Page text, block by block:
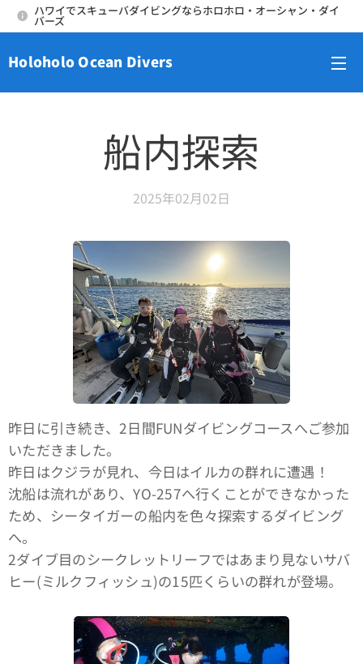
ハワイでスキューバダイビングならホロホロ・オーシャン・ダイ
バーズ
Holoholo Ocean Divers
船内探索
2025年02月02日
昨日に引き続き、2日間FUNダイビングコースへご参加
いただきました。
昨日はクジラが見れ、今日はイルカの群れに遭遇！
沈船は流れがあり、YO-257へ行くことができなかった
ため、シータイガーの船内を色々探索するダイビング
へ。
2ダイブ目のシークレットリーフではあまり見ないサバ
ヒー(ミルクフィッシュ)の15匹くらいの群れが登場。